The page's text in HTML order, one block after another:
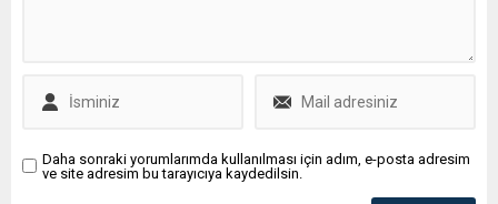
Daha sonraki yorumlarımda kullanılması için adım, e-posta adresim
ve site adresim bu tarayıcıya kaydedilsin.